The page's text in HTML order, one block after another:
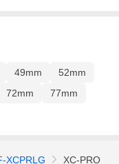
49mm
52mm
72mm
77mm
XCPRLG XC-PRO